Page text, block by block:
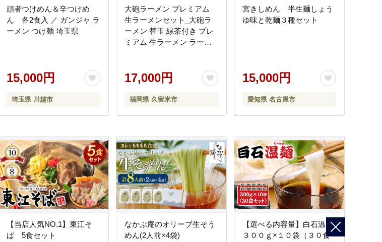
頑者つけめん＆辛つけめ
ん 各2食入 ／ ガンジャ ラ
ーメン つけ麺 埼玉県
15,000円
埼玉県 川越市
大砲ラーメン プレミアム
生ラーメンセット_大砲ラ
ーメン 替玉 緑茶付き プレ
ミアム 生ラーメン ラーメ
やか こってり ご当地ラー
メン スープ お店の味 屋台
ラーメン 呼び戻しスープ
17,000円
福岡県 久留米市
宮きしめん 半生麺しょう
ゆ味と乾麺３種セット
15,000円
愛知県 名古屋市
【当店人気NO.1】東江そ
ば 5食セット
なかぶ庵のオリーブ生そう
めん(2人前×4袋)
【選べる内容量】白石温麺
３００ｇ×１０袋（３０食